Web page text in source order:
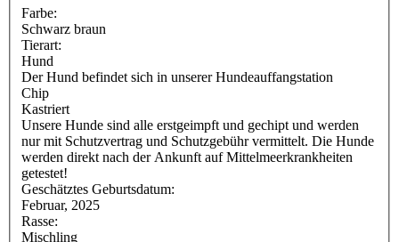
Farbe:
Schwarz braun
Tierart:
Hund
Der Hund befindet sich in unserer Hundeauffangstation
Chip
Kastriert
Unsere Hunde sind alle erstgeimpft und gechipt und werden
nur mit Schutzvertrag und Schutzgebühr vermittelt. Die Hunde
werden direkt nach der Ankunft auf Mittelmeerkrankheiten
getestet!
Geschätztes Geburtsdatum:
Februar, 2025
Rasse:
Mischling